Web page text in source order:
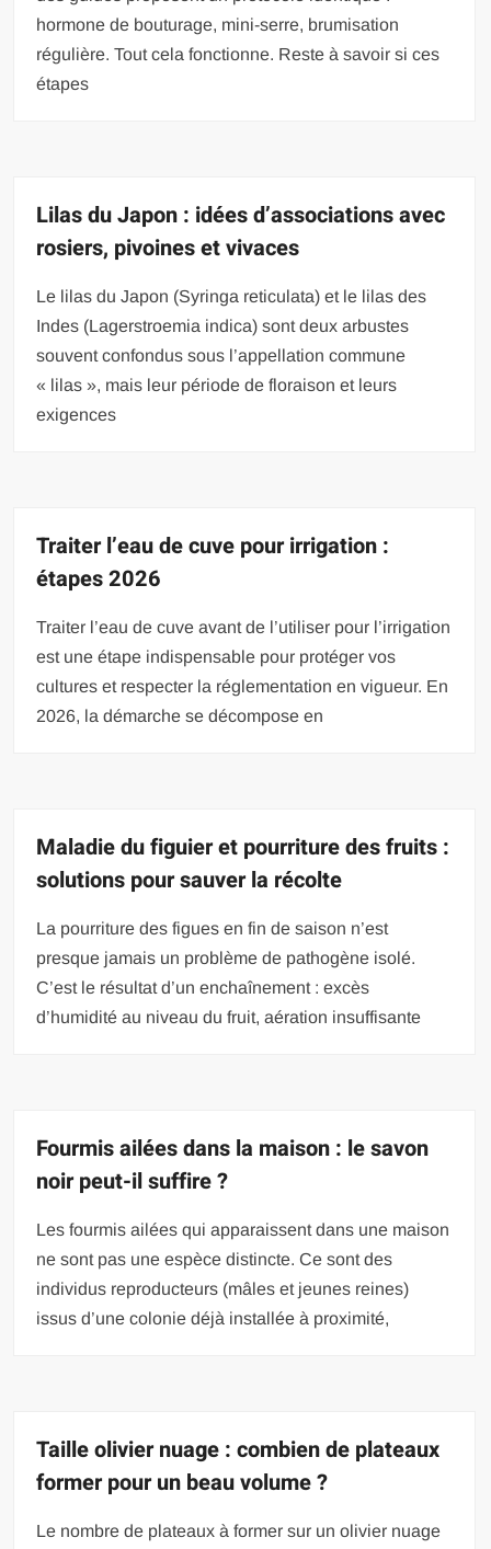
hormone de bouturage, mini-serre, brumisation
régulière. Tout cela fonctionne. Reste à savoir si ces
étapes
Lilas du Japon : idées d’associations avec
rosiers, pivoines et vivaces
Le lilas du Japon (Syringa reticulata) et le lilas des
Indes (Lagerstroemia indica) sont deux arbustes
souvent confondus sous l’appellation commune
« lilas », mais leur période de floraison et leurs
exigences
Traiter l’eau de cuve pour irrigation :
étapes 2026
Traiter l’eau de cuve avant de l’utiliser pour l’irrigation
est une étape indispensable pour protéger vos
cultures et respecter la réglementation en vigueur. En
2026, la démarche se décompose en
Maladie du figuier et pourriture des fruits :
solutions pour sauver la récolte
La pourriture des figues en fin de saison n’est
presque jamais un problème de pathogène isolé.
C’est le résultat d’un enchaînement : excès
d’humidité au niveau du fruit, aération insuffisante
Fourmis ailées dans la maison : le savon
noir peut-il suffire ?
Les fourmis ailées qui apparaissent dans une maison
ne sont pas une espèce distincte. Ce sont des
individus reproducteurs (mâles et jeunes reines)
issus d’une colonie déjà installée à proximité,
Taille olivier nuage : combien de plateaux
former pour un beau volume ?
Le nombre de plateaux à former sur un olivier nuage